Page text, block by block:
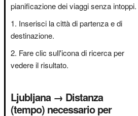
pianificazione dei viaggi senza intoppi.
Inserisci la città di partenza e di
destinazione.
Fare clic sull'icona di ricerca per
vedere il risultato.
Ljubljana → Distanza
(tempo) necessario per